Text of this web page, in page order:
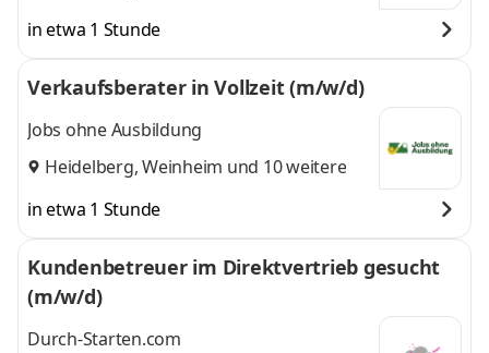
in etwa 1 Stunde
Verkaufsberater in Vollzeit (m/w/d)
Jobs ohne Ausbildung
Heidelberg,Weinheim und 10 weitere
in etwa 1 Stunde
Kundenbetreuer im Direktvertrieb gesucht
(m/w/d)
Durch-Starten.com